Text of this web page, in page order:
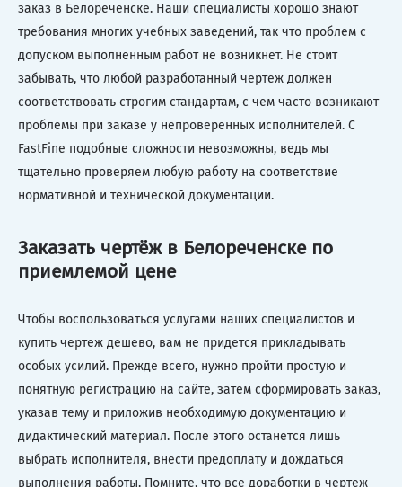
заказ в Белореченске. Наши специалисты хорошо знают
требования многих учебных заведений, так что проблем с
допуском выполненным работ не возникнет. Не стоит
забывать, что любой разработанный чертеж должен
соответствовать строгим стандартам, с чем часто возникают
проблемы при заказе у непроверенных исполнителей. С
FastFine подобные сложности невозможны, ведь мы
тщательно проверяем любую работу на соответствие
нормативной и технической документации.
Заказать чертёж в Белореченске по
приемлемой цене
Чтобы воспользоваться услугами наших специалистов и
купить чертеж дешево, вам не придется прикладывать
особых усилий. Прежде всего, нужно пройти простую и
понятную регистрацию на сайте, затем сформировать заказ,
указав тему и приложив необходимую документацию и
дидактический материал. После этого останется лишь
выбрать исполнителя, внести предоплату и дождаться
выполнения работы. Помните, что все доработки в чертеж